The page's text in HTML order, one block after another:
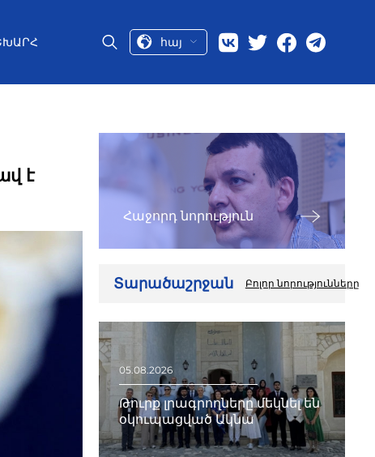
հայ
է
Հաջորդ նորություն
Տարածաշրջան Բոլոր նորությունները
05.08.2026
Թուրք լրագրողները մեկնել են
օկուպացված Ակնա